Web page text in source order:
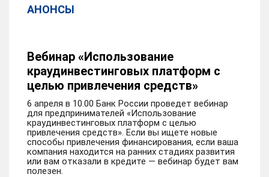
АНОНСЫ
Вебинар «Использование
краудинвестинговых платформ с
целью привлечения средств»
6 апреля в 10.00 Банк России проведет вебинар
для предпринимателей «Использование
краудинвестинговых платформ с целью
привлечения средств». Если вы ищете новые
способы привлечения финансирования, если ваша
компания находится на ранних стадиях развития
или вам отказали в кредите — вебинар будет вам
полезен.